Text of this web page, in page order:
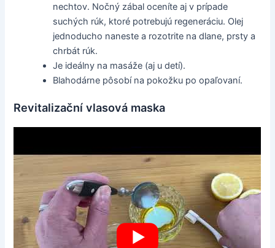
nechtov. Nočný zábal oceníte aj v prípade
suchých rúk, ktoré potrebujú regeneráciu. Olej
jednoducho naneste a rozotrite na dlane, prsty a
chrbát rúk.
Je ideálny na masáže (aj u detí).
Blahodárne pôsobí na pokožku po opaľovaní.
Revitalizační vlasová maska